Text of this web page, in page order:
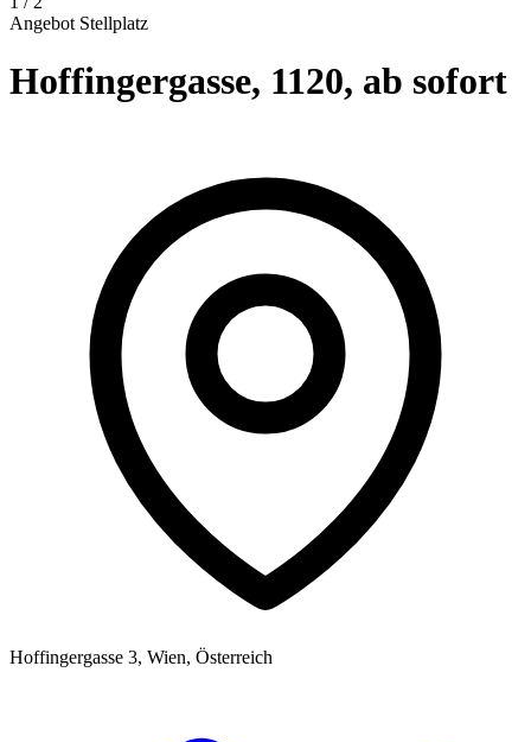
Angebot Stellplatz
Hoffingergasse, 1120, ab sofort
Hoffingergasse 3, Wien, Österreich